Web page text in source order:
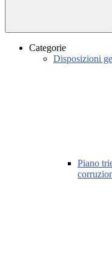
Categorie
Disposizioni
Piano